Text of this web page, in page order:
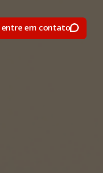
entre em contato
entre em contato